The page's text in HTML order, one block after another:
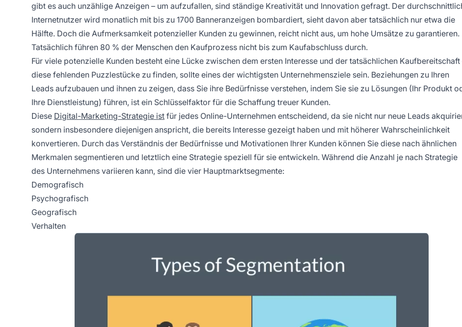
gibt es auch unzählige Anzeigen – um aufzufallen, sind ständige Kreativität und Innovation gefragt. Der
Internetnutzer wird monatlich mit bis zu 1700 Banneranzeigen bombardiert, sieht davon aber tatsächlich nur etwa die
Hälfte. Doch die Aufmerksamkeit potenzieller Kunden zu gewinnen, reicht nicht aus, um hohe Umsätze zu garantieren.
Tatsächlich führen 80 % der Menschen den Kaufprozess nicht bis zum Kaufabschluss durch.
Für viele potenzielle Kunden besteht eine Lücke zwischen dem ersten Interesse und der tatsächlichen Kaufbereitschaft
diese fehlenden Puzzlestücke zu finden, sollte eines der wichtigsten Unternehmensziele sein. Beziehungen zu Ihren
Leads aufzubauen und ihnen zu zeigen, dass Sie ihre Bedürfnisse verstehen, indem Sie sie zu Lösungen (Ihr Produkt
Ihre Dienstleistung) führen, ist ein Schlüsselfaktor für die Schaffung treuer Kunden.
Diese Digital-Marketing-Strategie ist für jedes Online-Unternehmen entscheidend, da sie nicht nur neue Leads
sondern insbesondere diejenigen anspricht, die bereits Interesse gezeigt haben und mit höherer Wahrscheinlichkeit
konvertieren. Durch das Verständnis der Bedürfnisse und Motivationen Ihrer Kunden können Sie diese nach ähnlichen
Merkmalen segmentieren und letztlich eine Strategie speziell für sie entwickeln. Während die Anzahl je nach Strategie
des Unternehmens variieren kann, sind die vier Hauptmarktsegmente:
Demografisch
Psychografisch
Geografisch
Verhalten